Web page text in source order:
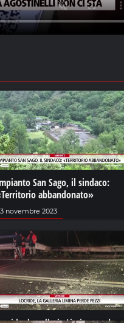
San Sago, il sindaco:
abbandonato»
novembre 2023